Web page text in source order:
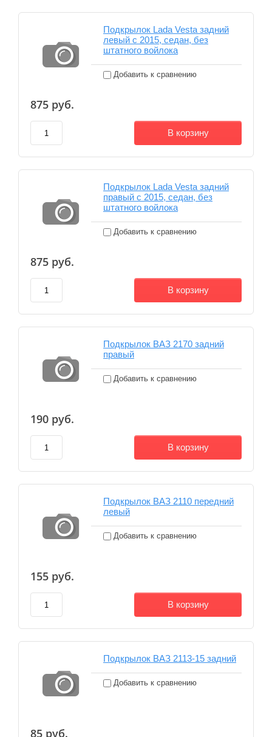
Подкрылок Lada Vesta задний
левый с 2015, седан, без
штатного войлока
Добавить к сравнению
875 руб.
В корзину
Подкрылок Lada Vesta задний
правый с 2015, седан, без
штатного войлока
Добавить к сравнению
875 руб.
В корзину
Подкрылок ВАЗ 2170 задний
правый
Добавить к сравнению
190 руб.
В корзину
Подкрылок ВАЗ 2110 передний
левый
Добавить к сравнению
155 руб.
В корзину
Подкрылок ВАЗ 2113-15 задний
Добавить к сравнению
85 руб.